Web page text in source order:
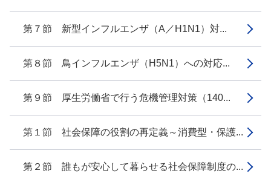
第７節 新型インフルエンザ（A／H1N1）対...
第８節 鳥インフルエンザ（H5N1）への対応...
第９節 厚生労働省で行う危機管理対策（140...
第１節 社会保障の役割の再定義～消費型・保護...
第２節 誰もが安心して暮らせる社会保障制度の...